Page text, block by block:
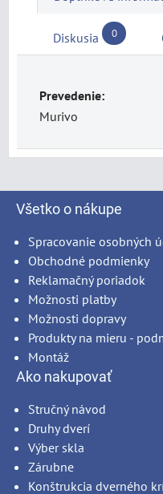
Diskusia 0
Prevedenie:
Murivo
Všetko o nákupe
Spracovanie osobných
Obchodné podmienky
Reklamačný poriadok
Možnosti platby
Možnosti dopravy
Produkty na mieru -
Montáž
Ako nakupovať
Stručný návod
Druhy dverí
Výber skla
Zárubne
Konštrukcia dverného